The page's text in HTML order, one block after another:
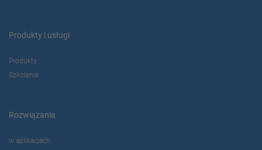
Produkty i usługi
Produkty
Szkolenia
Rozwiązania
w aplikacjach